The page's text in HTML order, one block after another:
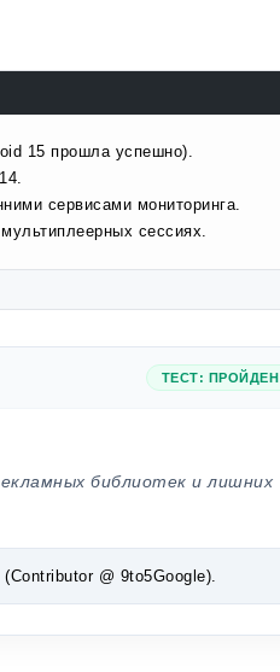
15 прошла успешно).
сервисами мониторинга.
сессиях.
ТЕСТ: ПРОЙДЕН
библиотек и лишних
@ 9to5Google).